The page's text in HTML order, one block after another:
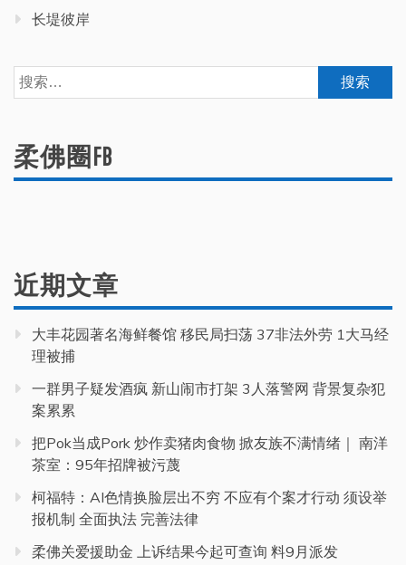
长堤彼岸
搜
索：
柔佛圈FB
近期文章
大丰花园著名海鲜餐馆 移民局扫荡 37非法外劳 1大马经
理被捕
一群男子疑发酒疯 新山闹市打架 3人落警网 背景复杂犯
案累累
把Pok当成Pork 炒作卖猪肉食物 掀友族不满情绪｜ 南洋
茶室：95年招牌被污蔑
柯福特：AI色情换脸层出不穷 不应有个案才行动 须设举
报机制 全面执法 完善法律
柔佛关爱援助金 上诉结果今起可查询 料9月派发